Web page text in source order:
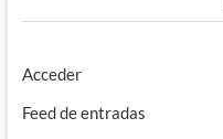
Acceder
Feed de entradas